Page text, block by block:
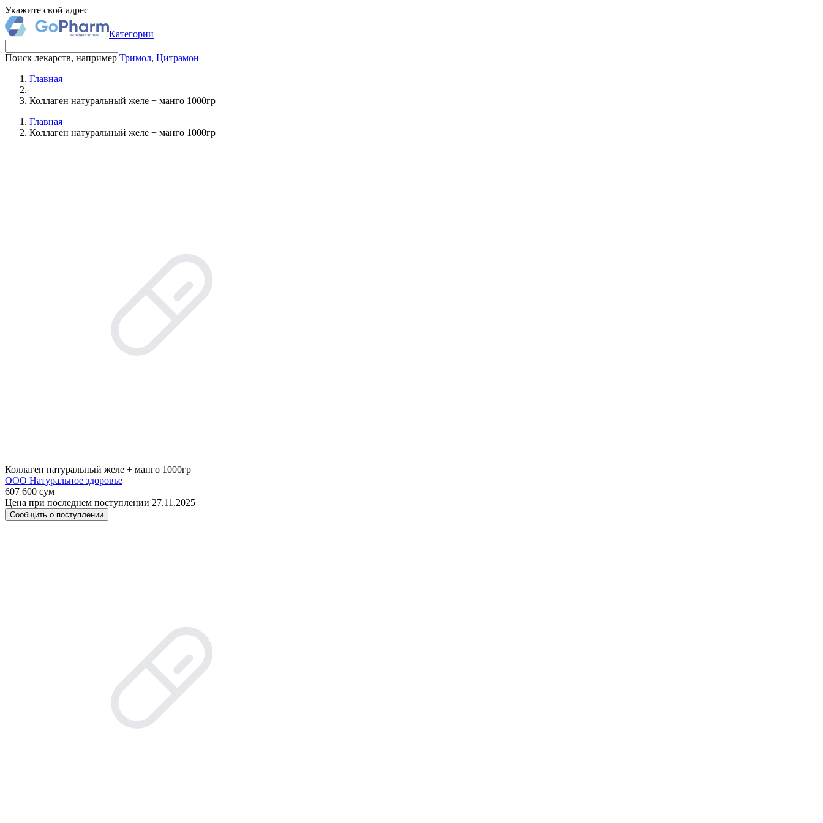
Укажите свой адрес
Категории
Поиск лекарств, например Тримол, Цитрамон
Главная
Коллаген натуральный желе + манго 1000гр
Главная
Коллаген натуральный желе + манго 1000гр
Коллаген натуральный желе + манго 1000гр
ООО Натуральное здоровье
607 600 сум
Цена при последнем поступлении 27.11.2025
Сообщить о поступлении